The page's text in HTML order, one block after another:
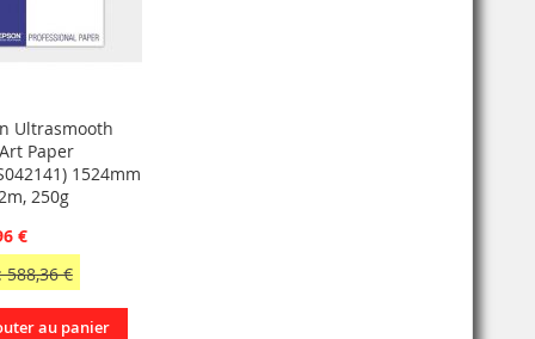
Ultrasmooth
Paper
1524mm
250g
€
588,36 €
au panier